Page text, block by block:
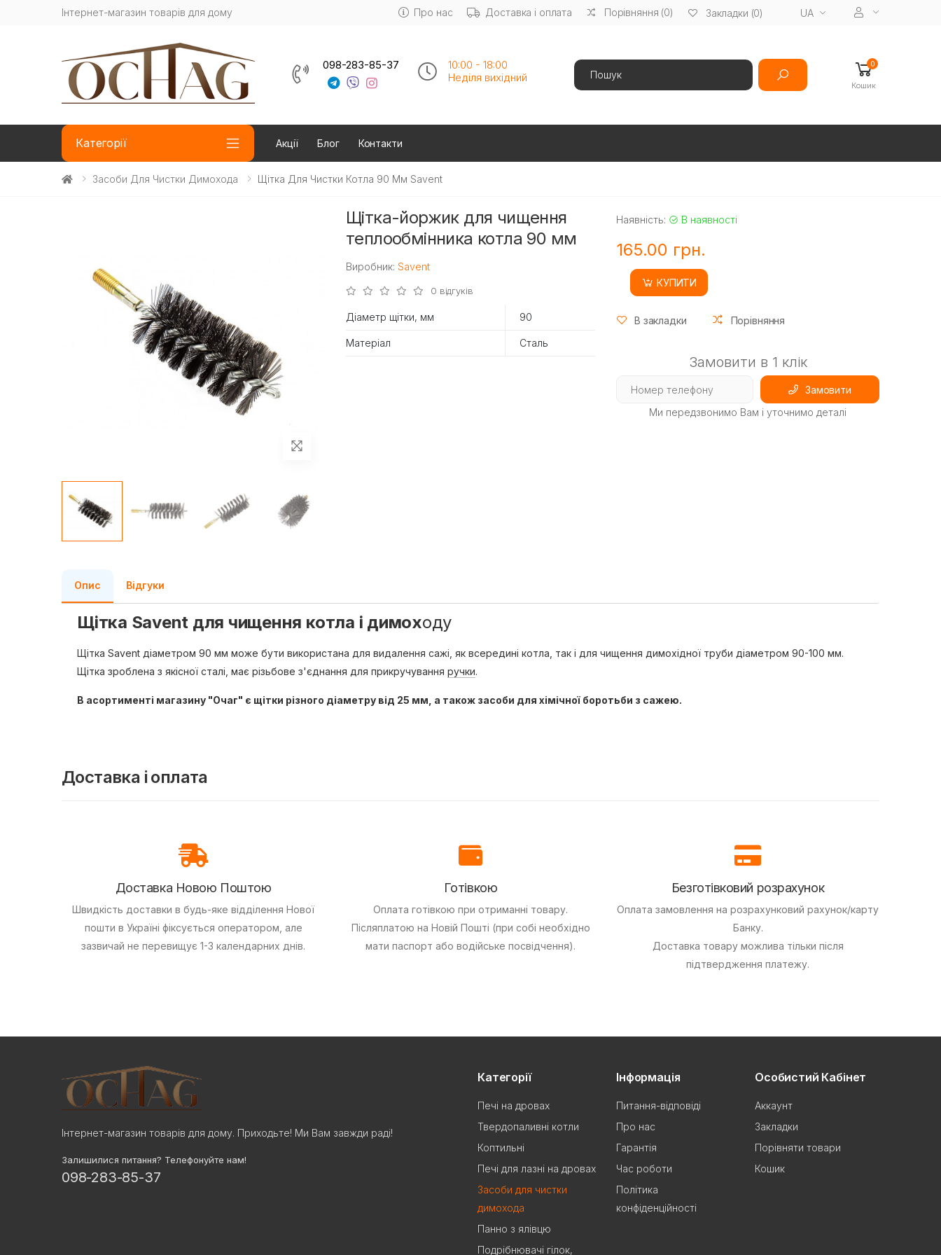
Інтернет-магазин товарів для дому Про нас Доставка і оплата Порівняння (0) Закладки (0) UA
098-283-85-37
10:00 - 18:00
Неділя вихідний
Search 0
Кошик
Категорії Акції Блог Контакти
Засоби Для Чистки Димохода Щітка Для Чистки Котла 90 Мм Savent
Щітка-йоржик для чищення
теплообмінника котла 90 мм
Виробник: Savent
0 відгуків
Діаметр щітки, мм 90
Матеріал Сталь
Наявність: В наявності
165.00 грн.
КУПИТИ
В закладки Порівняння
Замовити в 1 клік
Замовити
Ми передзвонимо Вам і уточнимо деталі
Опис Відгуки
Щітка Savent для чищення котла і димоходу
Щітка Savent діаметром 90 мм може бути використана для видалення сажі, як всередині котла, так і для чищення димохідної труби діаметром 90-100 мм.
Щітка зроблена з якісної сталі, має різьбове з'єднання для прикручування ручки.
В асортименті магазину "Очаг" є щітки різного діаметру від 25 мм, а також засоби для хімічної боротьби з сажею.
Доставка і оплата
Доставка Новою Поштою
Швидкість доставки в будь-яке відділення Нової
пошти в Україні фіксується оператором, але
зазвичай не перевищує 1-3 календарних днів.
Готівкою
Оплата готівкою при отриманні товару.
Післяплатою на Новій Пошті (при собі необхідно
мати паспорт або водійське посвідчення).
Безготівковий розрахунок
Оплата замовлення на розрахунковий рахунок/карту
Банку.
Доставка товару можлива тільки після
підтвердження платежу.
Інтернет-магазин товарів для дому. Приходьте! Ми Вам завжди раді!
Залишилися питання? Телефонуйте нам!
098-283-85-37
Категорії
Печі на дровах
Твердопаливні котли
Коптильні
Печі для лазні на дровах
Засоби для чистки
димохода
Панно з ялівцю
Подрібнювачі гілок,
Інформація
Питання-відповіді
Про нас
Гарантія
Час роботи
Політика
конфіденційності
Особистий Кабінет
Аккаунт
Закладки
Порівняти товари
Кошик